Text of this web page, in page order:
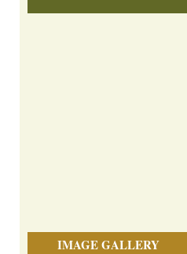
IMAGE GALLERY